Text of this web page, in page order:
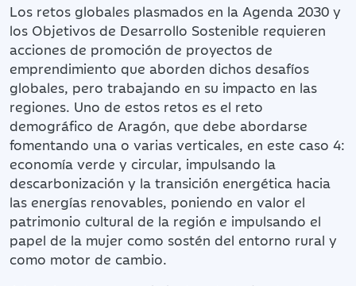
Los retos globales plasmados en la Agenda 2030 y
los Objetivos de Desarrollo Sostenible requieren
acciones de promoción de proyectos de
emprendimiento que aborden dichos desafíos
globales, pero trabajando en su impacto en las
regiones. Uno de estos retos es el reto
demográfico de Aragón, que debe abordarse
fomentando una o varias verticales, en este caso 4:
economía verde y circular, impulsando la
descarbonización y la transición energética hacia
las energías renovables, poniendo en valor el
patrimonio cultural de la región e impulsando el
papel de la mujer como sostén del entorno rural y
como motor de cambio.